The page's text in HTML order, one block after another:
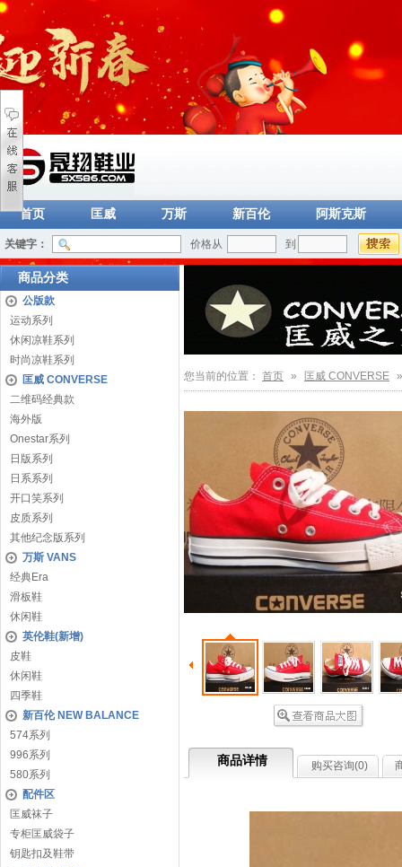
首页 匡威 万斯 新百伦 阿斯克斯
关键字： 价格从 到
商品分类
公版款
运动系列
休闲凉鞋系列
时尚凉鞋系列
匡威 CONVERSE
二维码经典款
海外版
Onestar系列
日版系列
日系系列
开口笑系列
皮质系列
其他纪念版系列
万斯 VANS
经典Era
滑板鞋
休闲鞋
英伦鞋(新增)
皮鞋
休闲鞋
四季鞋
新百伦 NEW BALANCE
574系列
996系列
580系列
配件区
匡威袜子
专柜匡威袋子
钥匙扣及鞋带
您当前的位置： 首页 » 匡威 CONVERSE »
商品详情 购买咨询(0)